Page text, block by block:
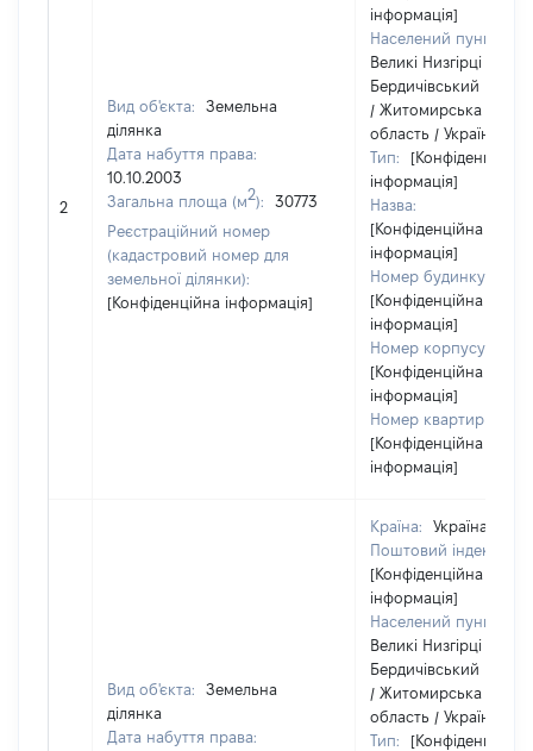
2
Вид об'єкта:
Земельна
ділянка
Дата набуття права:
10.10.2003
Загальна площа (м2):
30773
Реєстраційний номер
(кадастровий номер для
земельної ділянки):
[Конфіденційна інформація]
інформація]
Населений пункт:
Великі Низгірці /
Бердичівський район
/ Житомирська
область / Україна
Тип:
[Конфіденційна
інформація]
Назва:
[Конфіденційна
інформація]
Номер будинку:
[Конфіденційна
інформація]
Номер корпусу:
[Конфіденційна
інформація]
Номер квартири:
[Конфіденційна
інформація]
Вид об'єкта:
Земельна
ділянка
Дата набуття права:
Країна:
Україна
Поштовий індекс:
[Конфіденційна
інформація]
Населений пункт:
Великі Низгірці /
Бердичівський район
/ Житомирська
область / Україна
Тип:
[Конфіденційна